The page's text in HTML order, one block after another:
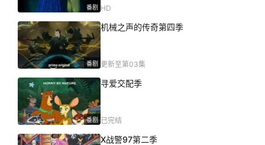
番剧 HD
番剧
机械之声的传奇第四季
更新至第03集
番剧
寻爱交配季
已完结
X战警97第二季